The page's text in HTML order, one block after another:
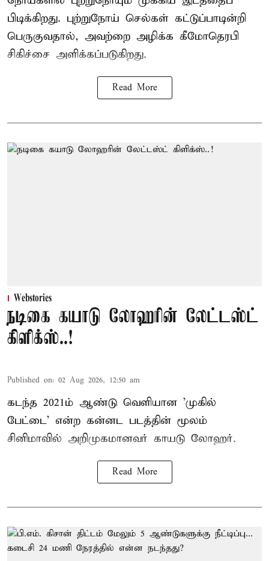
பிடிக்கிறது. புற்றுநோய் செல்கள் கட்டுப்பாடின்றி
பெருகுவதால், அவற்றை அழிக்க கீமோதெரபி
சிகிச்சை அளிக்கப்படுகிறது.
Read More
Webstories
நடிகை கயாடு லோஹரின் லேட்டஸ்ட்
கிளிக்ஸ்..!
Published on: 02 Aug 2026, 12:50 am
கடந்த 2021ம் ஆண்டு வெளியான 'முகில்
பேட்டை' என்ற கன்னட படத்தின் மூலம்
சினிமாவில் அறிமுகமானவர் காயடு லோஹர்.
Read More